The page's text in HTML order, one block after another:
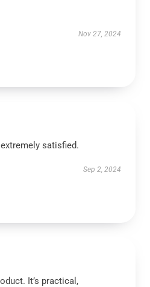
Nov 27, 2024
extremely satisfied.
Sep 2, 2024
It’s practical,